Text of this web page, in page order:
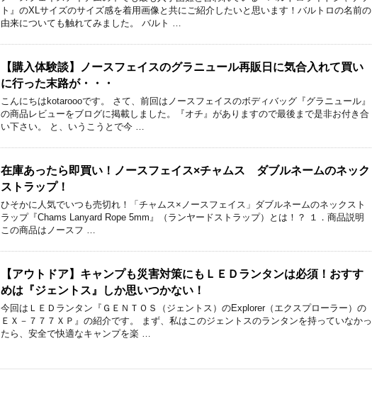
ト』のXLサイズのサイズ感を着用画像と共にご紹介したいと思います！バルトロの名前の
由来についても触れてみました。 バルト …
【購入体験談】ノースフェイスのグラニュール再販日に気合入れて買い
に行った末路が・・・
こんにちはkotaroooです。 さて、前回はノースフェイスのボディバッグ『グラニュール』
の商品レビューをブログに掲載しました。『オチ』がありますので最後まで是非お付き合
い下さい。 と、いうこうとで今 …
在庫あったら即買い！ノースフェイス×チャムス ダブルネームのネック
ストラップ！
ひそかに人気でいつも売切れ！「チャムス×ノースフェイス」ダブルネームのネックスト
ラップ『Chams Lanyard Rope 5mm』（ランヤードストラップ）とは！？ １．商品説明
この商品はノースフ …
【アウトドア】キャンプも災害対策にもＬＥＤランタンは必須！おすす
めは『ジェントス』しか思いつかない！
今回はＬＥＤランタン『ＧＥＮＴＯＳ（ジェントス）のExplorer（エクスプローラー）の
ＥＸ－７７７ＸＰ』の紹介です。 まず、私はこのジェントスのランタンを持っていなかっ
たら、安全で快適なキャンプを楽 …